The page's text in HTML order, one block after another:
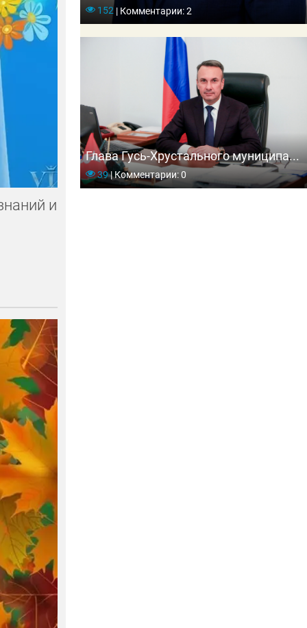
и
152 |Комментарии: 2
Глава Гусь-Хрустального муниципа...
39|Комментарии: 0